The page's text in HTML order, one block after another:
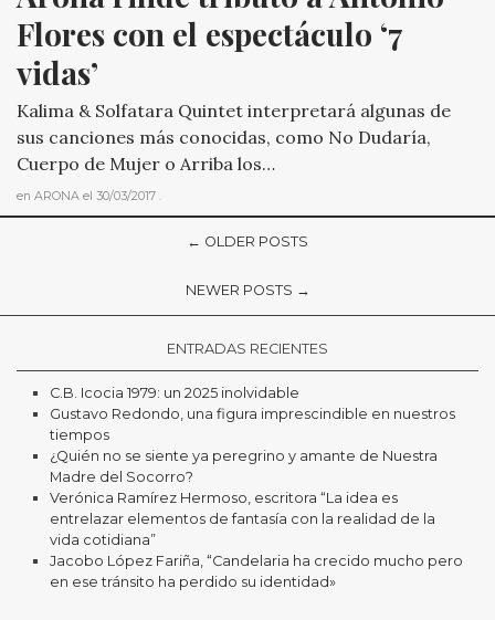
Flores con el espectáculo ‘7
vidas’
Kalima & Solfatara Quintet interpretará algunas de
sus canciones más conocidas, como No Dudaría,
Cuerpo de Mujer o Arriba los…
en ARONA el 30/03/2017 .
← OLDER POSTS
NEWER POSTS →
ENTRADAS RECIENTES
C.B. Icocia 1979: un 2025 inolvidable
Gustavo Redondo, una figura imprescindible en nuestros
tiempos
¿Quién no se siente ya peregrino y amante de Nuestra
Madre del Socorro?
Verónica Ramírez Hermoso, escritora “La idea es
entrelazar elementos de fantasía con la realidad de la
vida cotidiana”
Jacobo López Fariña, “Candelaria ha crecido mucho pero
en ese tránsito ha perdido su identidad»